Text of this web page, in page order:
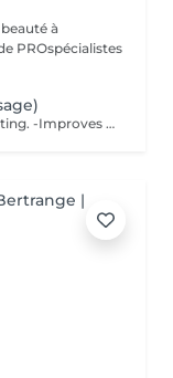
à
Back and Stomach Massage -Reduces bloating. -Improves digestion. -Relieves back tension and muscle tightness. -Calms the nervous system from the inside out. As a bonus - improves muscle tone, reduces puffiness and visually defines the waist. *Not a weight loss treatment. But your stomach will look and feel different.